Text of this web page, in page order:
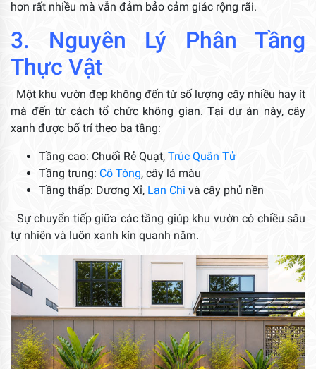
hơn rất nhiều mà vẫn đảm bảo cảm giác rộng rãi.
3. Nguyên Lý Phân Tầng
Thực Vật
Một khu vườn đẹp không đến từ số lượng cây nhiều hay ít
mà đến từ cách tổ chức không gian. Tại dự án này, cây
xanh được bố trí theo ba tầng:
Tầng cao: Chuối Rẻ Quạt, Trúc Quân Tử
Tầng trung: Cô Tòng, cây lá màu
Tầng thấp: Dương Xỉ, Lan Chi và cây phủ nền
Sự chuyển tiếp giữa các tầng giúp khu vườn có chiều sâu
tự nhiên và luôn xanh kín quanh năm.